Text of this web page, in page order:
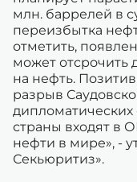
млн. баррелей в
переизбытка
отметить,
может
на нефть.
разрыв
страны входят в
нефти в мире», -
Секьюритиз».